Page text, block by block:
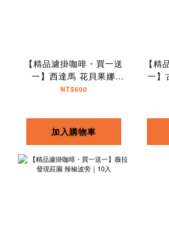
【精品濾掛咖啡・買一送
一】西達馬 花貝果娜
74158 TOP G1｜10入
NT$600
加入購物車
【精
一】